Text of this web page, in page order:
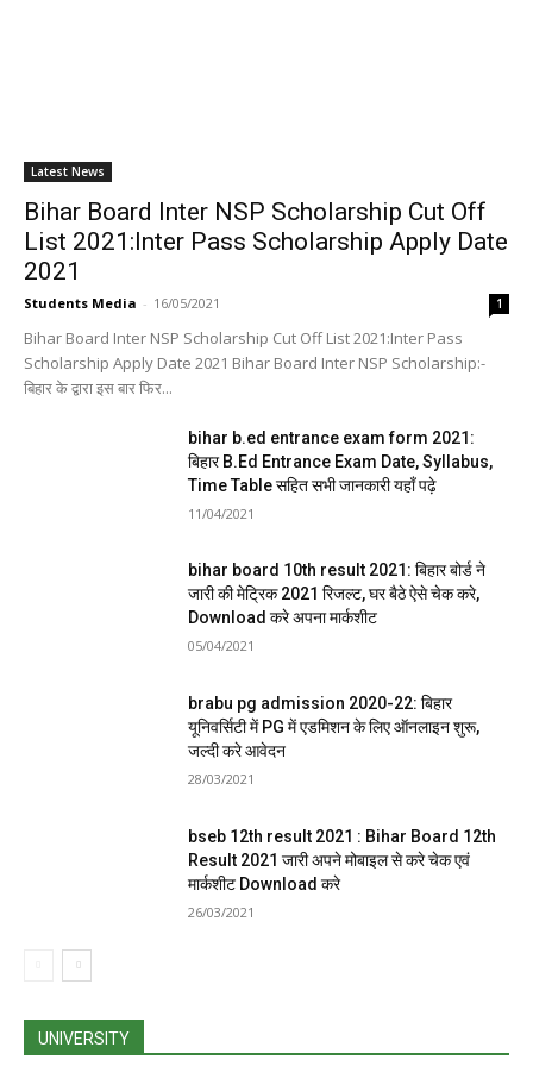
Latest News
Bihar Board Inter NSP Scholarship Cut Off
List 2021:Inter Pass Scholarship Apply Date
2021
Students Media - 16/05/2021 1
Bihar Board Inter NSP Scholarship Cut Off List 2021:Inter Pass
Scholarship Apply Date 2021 Bihar Board Inter NSP Scholarship:-
बिहार के द्वारा इस बार फिर...
bihar b.ed entrance exam form 2021:
बिहार B.Ed Entrance Exam Date, Syllabus,
Time Table सहित सभी जानकारी यहाँ पढ़े
11/04/2021
bihar board 10th result 2021: बिहार बोर्ड ने
जारी की मेट्रिक 2021 रिजल्ट, घर बैठे ऐसे चेक करे,
Download करे अपना मार्कशीट
05/04/2021
brabu pg admission 2020-22: बिहार
यूनिवर्सिटी में PG में एडमिशन के लिए ऑनलाइन शुरू,
जल्दी करे आवेदन
28/03/2021
bseb 12th result 2021 : Bihar Board 12th
Result 2021 जारी अपने मोबाइल से करे चेक एवं
मार्कशीट Download करे
26/03/2021
UNIVERSITY